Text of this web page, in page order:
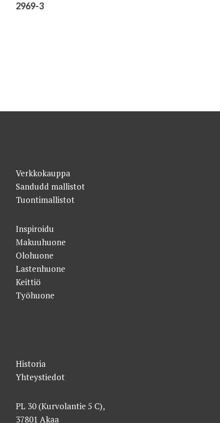
2969-3
Verkkokauppa
Sandudd mallistot
Tuontimallistot
Inspiroidu
Makuuhuone
Olohuone
Lastenhuone
Keittiö
Työhuone
Historia
Yhteystiedot
PL 30 (Kurvolantie 5 C),
37801 Akaa